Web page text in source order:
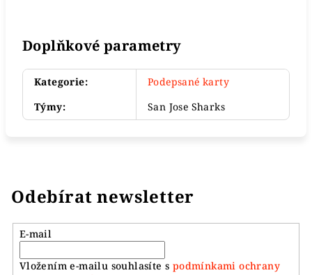
Doplňkové parametry
Kategorie:
Podepsané karty
Týmy: San Jose Sharks
Odebírat newsletter
E-mail
Vložením e-mailu souhlasíte s podmínkami ochrany